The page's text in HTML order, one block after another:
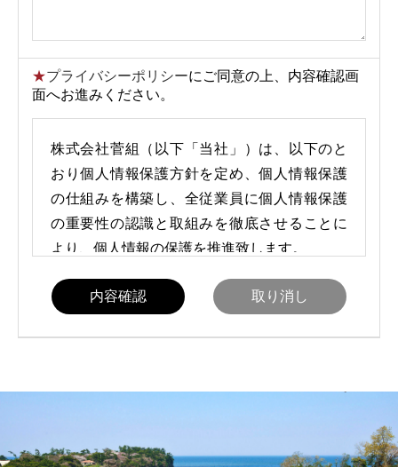
★プライバシーポリシーにご同意の上、内容確認画
面へお進みください。
内容確認 取り消し